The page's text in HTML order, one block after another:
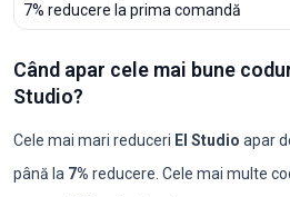
7% reducere la prima comandă
Când apar cele mai bune
Studio?
Cele mai mari reduceri El Studio apar
până la 7% reducere. Cele mai multe